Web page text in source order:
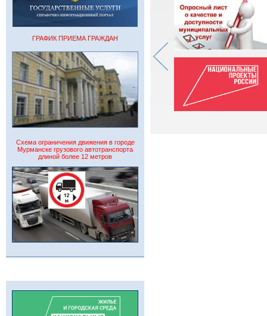
ГРАФИК ПРИЕМА ГРАЖДАН
Схема ограничения движения в городе
Мурманске грузового автотранспорта
длиной более 12 метров